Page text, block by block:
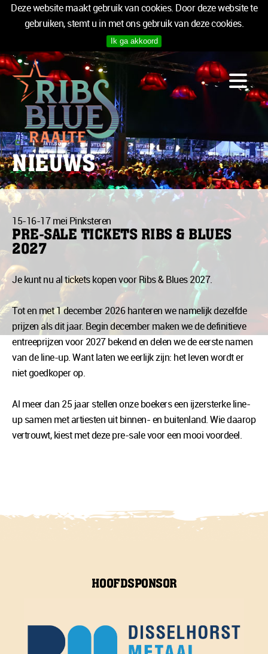
Deze website maakt gebruik van cookies. Door deze website te
gebruiken, stemt u in met ons gebruik van deze cookies.
Ik ga akkoord
PROGRAMMA
LOGIES
INFO
MEDIA
TICKETS
SPONSOREN
NIEUWSBRIEF
TICKETS
NIEUWS
15-16-17 mei Pinksteren
PRE-SALE TICKETS RIBS & BLUES
2027
Je kunt nu al tickets kopen voor Ribs & Blues 2027.
Tot en met 1 december 2026 hanteren we namelijk dezelfde
prijzen als dit jaar. Begin december maken we de definitieve
entreeprijzen voor 2027 bekend en delen we de eerste namen
van de line-up. Want laten we eerlijk zijn: het leven wordt er
niet goedkoper op.
Al meer dan 25 jaar stellen onze boekers een ijzersterke line-
up samen met artiesten uit binnen- en buitenland. Wie daarop
vertrouwt, kiest met deze pre-sale voor een mooi voordeel.
HOOFDSPONSOR